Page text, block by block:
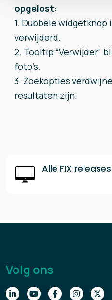
opgelost:
1. Dubbele
verwijderd.
2. Tooltip “Verwijder”
foto’s.
3. Zoekopties
resultaten zijn.
Alle FIX
Volg ons